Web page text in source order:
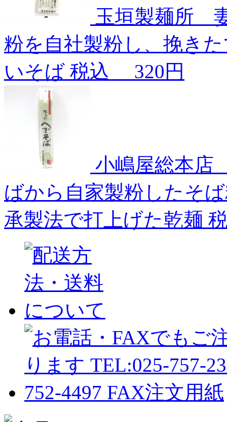
玉垣製麺所
粉を自社製粉し、挽き
いそば 税込 320円
小嶋屋総本
ばから自家製粉したそ
承製法で打上げた乾麺